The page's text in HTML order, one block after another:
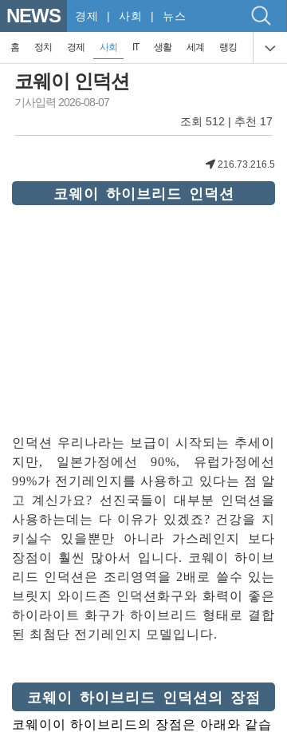
NEWS 경제 | 사회 | 뉴스
홈 정치 경제 사회 IT 생활 세계 랭킹
코웨이 인덕션
기사입력 2026-08-07
조회 512 | 추천 17
216.73.216.5
코웨이 하이브리드 인덕션
인덕션 우리나라는 보급이 시작되는 추세이
지만, 일본가정에선 90%, 유럽가정에선
99%가 전기레인지를 사용하고 있다는 점 알
고 계신가요? 선진국들이 대부분 인덕션을
사용하는데는 다 이유가 있겠죠? 건강을 지
키실수 있을뿐만 아니라 가스레인지 보다
장점이 훨씬 많아서 입니다. 코웨이 하이브
리드 인덕션은 조리영역을 2배로 쓸수 있는
브릿지 와이드존 인덕션화구와 화력이 좋은
하이라이트 화구가 하이브리드 형태로 결합
된 최첨단 전기레인지 모델입니다.
코웨이 하이브리드 인덕션의 장점
코웨이이 하이브리드의 장점은 아래와 같습